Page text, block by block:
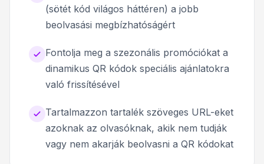
(sötét kód világos háttéren) a jobb
beolvasási megbízhatóságért
Fontolja meg a szezonális promóciókat a
dinamikus QR kódok speciális ajánlatokra
való frissítésével
Tartalmazzon tartalék szöveges URL-eket
azoknak az olvasóknak, akik nem tudják
vagy nem akarják beolvasni a QR kódokat